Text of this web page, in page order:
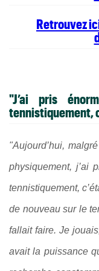
Retrouvez
"J’ai pris
tennistiquement,
"Aujourd’hui,
physiquement, j’ai
tennistiquement,
de nouveau sur le
fallait faire. Je
avait la puissance